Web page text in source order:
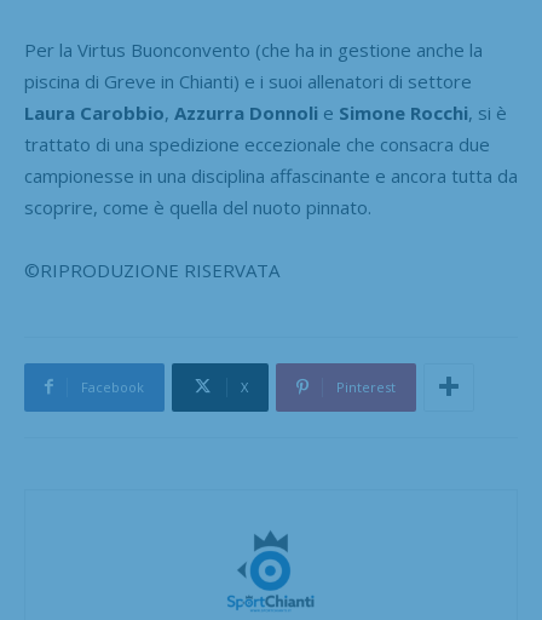
Per la Virtus Buonconvento (che ha in gestione anche la
piscina di Greve in Chianti) e i suoi allenatori di settore
Laura Carobbio, Azzurra Donnoli e Simone Rocchi, si è
trattato di una spedizione eccezionale che consacra due
campionesse in una disciplina affascinante e ancora tutta da
scoprire, come è quella del nuoto pinnato.
©RIPRODUZIONE RISERVATA
Facebook X Pinterest